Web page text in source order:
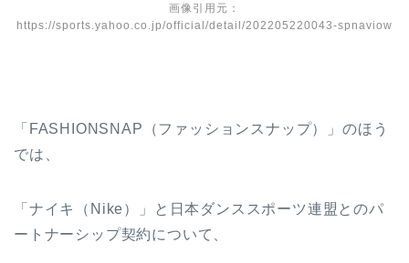
画像引用元：
https://sports.yahoo.co.jp/official/detail/202205220043-spnaviow
「FASHIONSNAP（ファッションスナップ）」のほう
では、
「ナイキ（Nike）」と日本ダンススポーツ連盟とのパ
ートナーシップ契約について、